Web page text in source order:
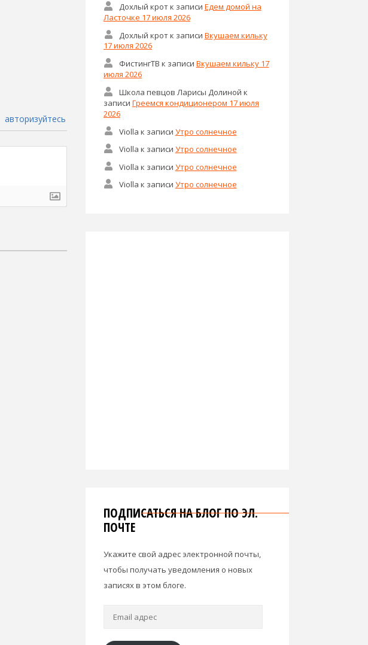
авторизуйтесь
Дохлый кротк записи Едем домой на
Ласточке 17 июля 2026
Дохлый кротк записи Вкушаем кильку
17 июля 2026
ФистингТВ к записи Вкушаем кильку 17
июля 2026
Школа певцов Ларисы Долиной к
записи Греемся кондиционером 17 июля
2026
Violla к записи Утро солнечное
Violla к записи Утро солнечное
Violla к записи Утро солнечное
Violla к записи Утро солнечное
ПОДПИСАТЬСЯ НА БЛОГ ПО ЭЛ.
ПОЧТЕ
Укажите свой адрес электронной почты,
чтобы получать уведомления о новых
записях в этом блоге.
Email